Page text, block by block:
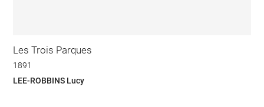
Les Trois Parques
1891
LEE-ROBBINS Lucy